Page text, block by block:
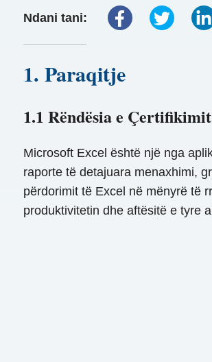
Ndani tani:
1. Paraqitje
1.1 Rëndësia e
Microsoft Excel është një nga
raporte të detajuara menaxhimi,
përdorimit të Excel në mënyrë të
produktivitetin dhe aftësitë e tyre